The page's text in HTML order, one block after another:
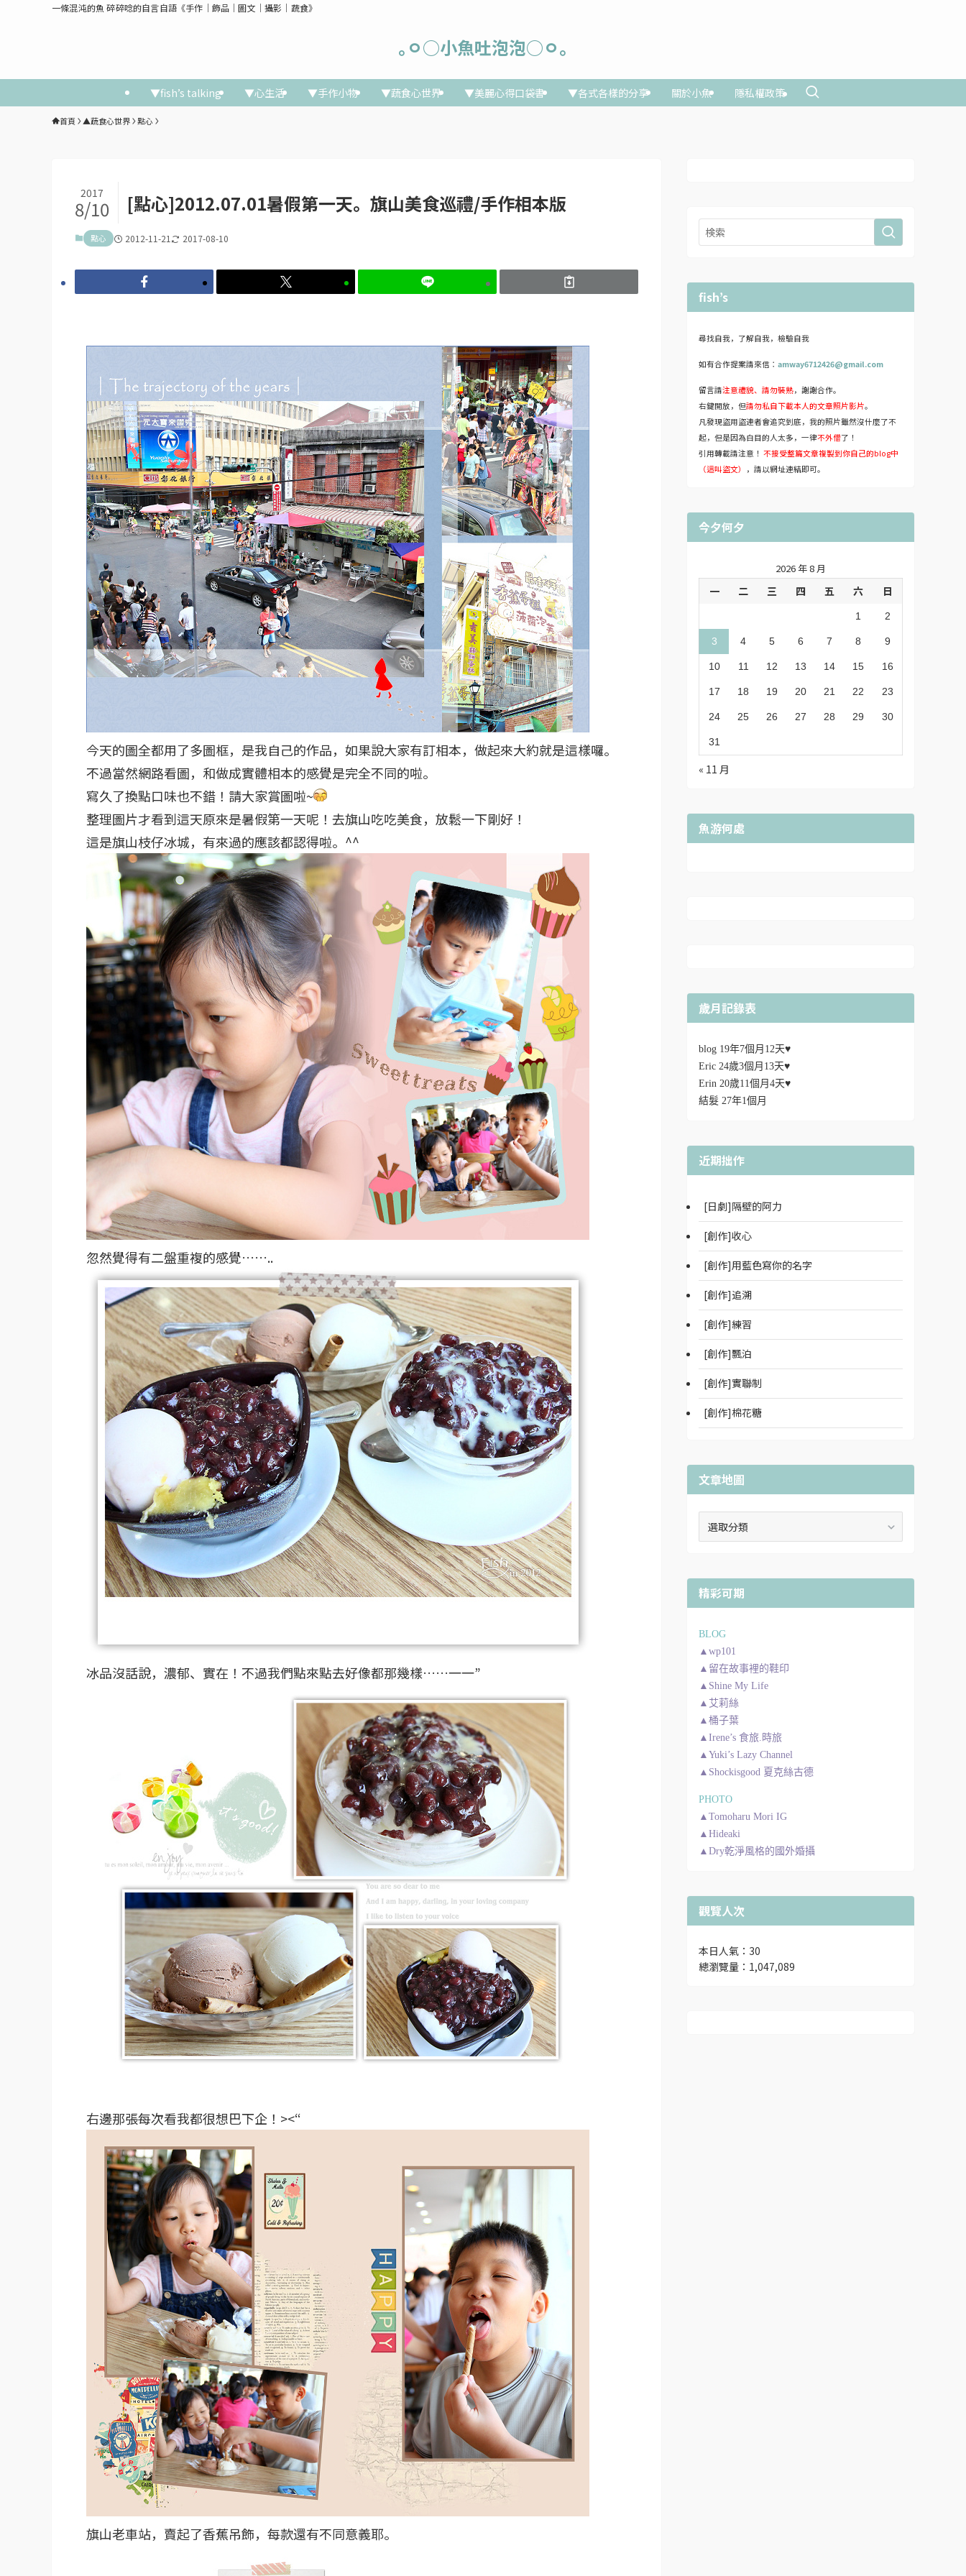
一條混沌的魚 碎碎唸的自言自語《手作│飾品│圖文│攝影│蔬食》
｡ㅇ○小魚吐泡泡○ㅇ｡
▼fish’s talking ▼心生活 ▼手作小物 ▼蔬食心世界 ▼美麗心得口袋書 ▼各式各樣的分享 關於小魚 隱私權政策
首頁 ▲蔬食心世界 點心
[點心]2012.07.01暑假第一天。旗山美食巡禮/手作相本版
2017
8/10
點心 2012-11-21 2017-08-10
今天的圖全都用了多圖框，是我自己的作品，如果說大家有訂相本，做起來大約就是這樣囉。
不過當然網路看圖，和做成實體相本的感覺是完全不同的啦。
寫久了換點口味也不錯！請大家賞圖啦~
整理圖片才看到這天原來是暑假第一天呢！去旗山吃吃美食，放鬆一下剛好！
這是旗山枝仔冰城，有來過的應該都認得啦。^^
忽然覺得有二盤重複的感覺……..
冰品沒話說，濃郁、實在！不過我們點來點去好像都那幾樣……一一”
右邊那張每次看我都很想巴下企！><“
旗山老車站，賣起了香蕉吊飾，每款還有不同意義耶。
fish’s
尋找自我，了解自我，檢驗自我
如有合作提案請來信： amway6712426@gmail.com
留言請注意禮貌、請勿裝熟，謝謝合作。
右鍵開放，但請勿私自下載本人的文章照片影片。
凡發現盜用盜連者會追究到底，我的照片雖然沒什麼了不
起，但是因為白目的人太多，一律不外借了！
引用轉載請注意！ 不接受整篇文章複製到你自己的blog中
（這叫盜文）
，請以網址連結即可。
今夕何夕
2026 年 8 月
一 二 三 四 五 六 日
1 2
3 4 5 6 7 8 9
10 11 12 13 14 15 16
17 18 19 20 21 22 23
24 25 26 27 28 29 30
31
« 11 月
魚游何處
歲月記錄表
blog 19年7個月12天♥
Eric 24歲3個月13天♥
Erin 20歲11個月4天♥
結髮 27年1個月
近期拙作
[日劇]隔壁的阿力
[創作]收心
[創作]用藍色寫你的名字
[創作]追溯
[創作]練習
[創作]飄泊
[創作]實聯制
[創作]棉花糖
文章地圖
精彩可期
BLOG
▲wp101
▲留在故事裡的鞋印
▲Shine My Life
▲艾莉絲
▲桶子葉
▲Irene’s 食旅.時旅
▲Yuki’s Lazy Channel
▲Shockisgood 夏克絲古德
PHOTO
▲Tomoharu Mori IG
▲Hideaki
▲Dry乾淨風格的國外婚攝
觀覽人次
本日人氣：30
總瀏覽量：1,047,089